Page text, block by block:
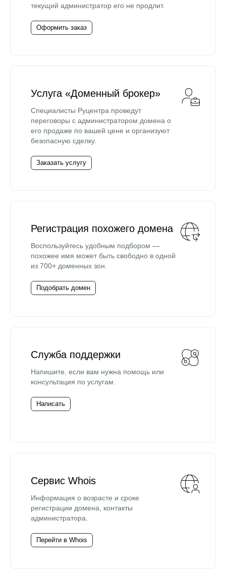
текущий администратор его не продлит.
Оформить заказ
Услуга «Доменный брокер»
Специалисты Руцентра проведут
переговоры с администратором домена о
его продаже по вашей цене и организуют
безопасную сделку.
Заказать услугу
Регистрация похожего домена
Воспользуйтесь удобным подбором —
похожее имя может быть свободно в одной
из 700+ доменных зон.
Подобрать домен
Служба поддержки
Напишите, если вам нужна помощь или
консультация по услугам.
Написать
Сервис Whois
Информация о возрасте и сроке
регистрации домена, контакты
администратора.
Перейти в Whois